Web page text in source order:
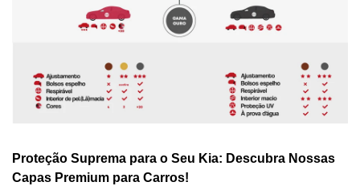
Proteção Suprema para o Seu Kia: Descubra Nossas
Capas Premium para Carros!